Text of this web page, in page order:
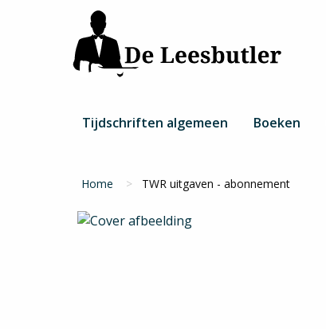
Hoofdnavigatie
Tijdschriften algemeen Boeken
Kruimelpad
Home TWR uitgaven - abonnement